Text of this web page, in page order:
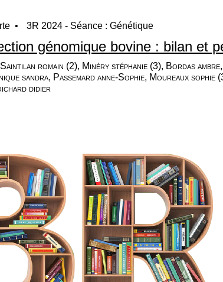
• 3R 2024 - Séance : Génétique
génomique bovine : bilan et
romain (2), Minéry stéphanie (3), Bordas ambre,
sandra, Passemard anne-Sophie, Moureaux sophie
didier